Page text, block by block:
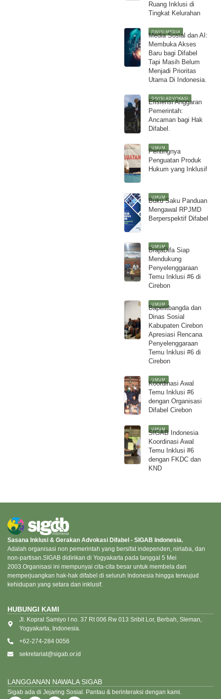
Ruang Inklusi di
Tingkat Kelurahan
DIVISI MEDIA
Media Sosial dan AI:
Membuka Akses
Baru bagi Difabel
Tapi Masih Belum
Menjadi Prioritas
Utama Di Indonesia.
DIVISI ADVOKASI
Efisiensi Anggaran
Pemerintah:
Ancaman bagi Hak
Difabel.
UMUM
Pentingnya
Penguatan Produk
Hukum yang Inklusif
UMUM
Buku Saku Panduan
Mengawal RPJMD
Berperspektif Difabel
UMUM
BrajaDifa Siap
Mendukung
Penyelenggaraan
Temu Inklusi #6 di
Cirebon
UMUM
Bapelitbangda dan
Dinas Sosial
Kabupaten Cirebon
Apresiasi Rencana
Penyelenggaraan
Temu Inklusi #6 di
Cirebon
UMUM
Koordinasi Awal
Temu Inklusi #6
dengan Organisasi
Difabel Cirebon
UMUM
SIGAB Indonesia
Koordinasi Awal
Temu Inklusi #6
dengan FKDC dan
KND
Sasana Inklusi & Gerakan Advokasi Difabel - SIGAB Indonesia.
Adalah organisasi non pemerintah yang bersifat independen, nirlaba, dan
non-partisan.SIGAB didirikan di Yogyakarta pada tanggal 5 Mei
2003.Organisasi ini mempunyai cita-cita besar untuk membela dan
memperjuangkan hak-hak difabel di seluruh Indonesia hingga terwujud
kehidupan yang setara dan inklusif.
HUBUNGI KAMI
Jl. Kopral Samiyo I no. 37 Rt 006 Rw 013 Sribit Lor, Berbah, Sleman,
Yogyakarta, Indonesia.
+62-274-284 0056
sekretariat@sigab.or.id
LANGGANAN NAWALA SIGAB
Sigab ada di Jejaring Sosial. Pantau & berinteraksi dengan kami.